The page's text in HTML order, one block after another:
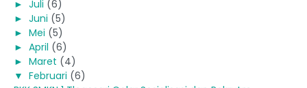
► Juli (6)
► Juni (5)
► Mei (5)
► April (6)
► Maret (4)
▼ Februari (6)